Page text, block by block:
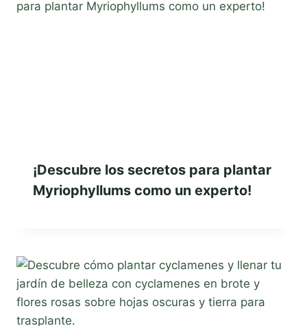
¡Descubre los secretos para plantar
Myriophyllums como un experto!